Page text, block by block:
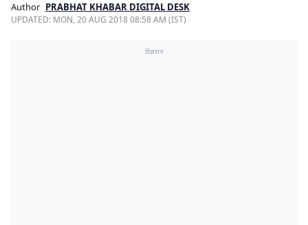
Author PRABHAT KHABAR DIGITAL DESK
UPDATED: MON, 20 AUG 2018 08:58 AM (IST)
विज्ञापन